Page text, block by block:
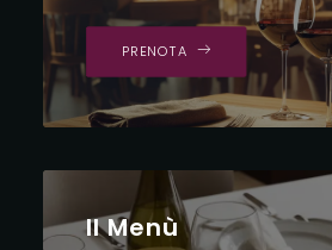
PRENOTA
Il Menù